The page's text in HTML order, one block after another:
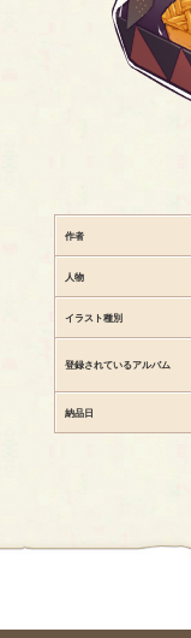
作者
人物
イラスト種別
登録されているアルバム
納品日